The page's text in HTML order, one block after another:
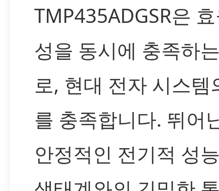
TMP435ADGSR은
성을 동시에 충족하
로, 현대 전자 시스템
를 충족합니다. 뛰어
안정적인 전기적 성